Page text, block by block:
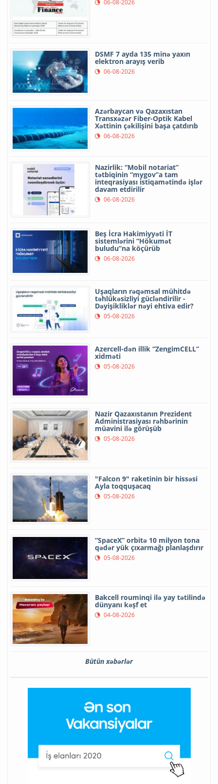
06-08-2026
DSMF 7 ayda 135 minə yaxın
elektron arayış verib
06-08-2026
Azərbaycan və Qazaxıstan
Transxəzər Fiber-Optik Kabel
Xəttinin çəkilişini başa çatdırıb
06-08-2026
Nazirlik: “Mobil notariat”
tətbiqinin “mygov”a tam
inteqrasiyası istiqamətində işlər
davam etdirilir
06-08-2026
Beş İcra Hakimiyyəti İT
sistemlərini “Hökumət
buludu”na köçürüb
06-08-2026
Uşaqların rəqəmsal mühitdə
təhlükəsizliyi gücləndirilir -
Dəyişikliklər nəyi ehtiva edir?
05-08-2026
Azercell-dən illik “ZengimCELL”
xidməti
05-08-2026
Nazir Qazaxıstanın Prezident
Administrasiyası rəhbərinin
müavini ilə görüşüb
05-08-2026
"Falcon 9" raketinin bir hissəsi
Ayla toqquşacaq
05-08-2026
“SpaceX” orbitə 10 milyon tona
qədər yük çıxarmağı planlaşdırır
05-08-2026
Bakcell rouminqi ilə yay tətilində
dünyanı kəşf et
04-08-2026
Bütün xəbərlər